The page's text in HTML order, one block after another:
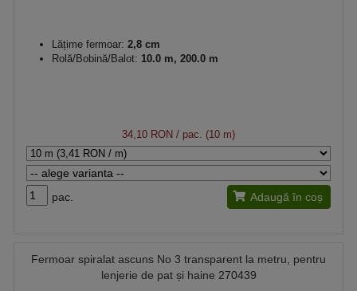
Lățime fermoar: 2,8 cm
Rolă/Bobină/Balot: 10.0 m, 200.0 m
34,10 RON / pac. (10 m)
pac. Adaugă în coș
Fermoar spiralat ascuns No 3 transparent la metru, pentru
lenjerie de pat și haine 270439